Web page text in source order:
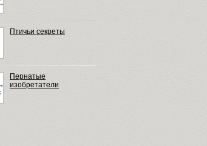
Птичьи секреты
Пернатые
изобретатели